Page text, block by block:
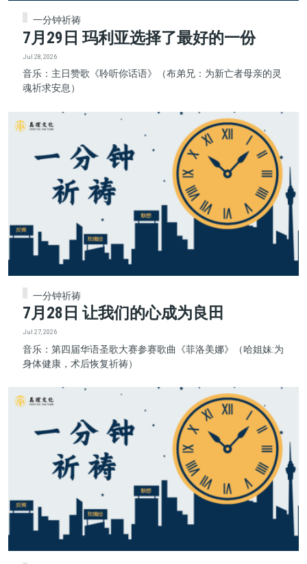
一分钟祈祷
7月29日 玛利亚选择了最好的一份
Jul 28, 2026
音乐：主日赞歌《聆听你话语》（布弟兄：为新亡者母亲的灵
魂祈求安息）
一分钟祈祷
7月28日 让我们的心成为良田
Jul 27, 2026
音乐：第四届华语圣歌大赛参赛歌曲《菲洛美娜》（哈姐妹:为
身体健康，术后恢复祈祷）